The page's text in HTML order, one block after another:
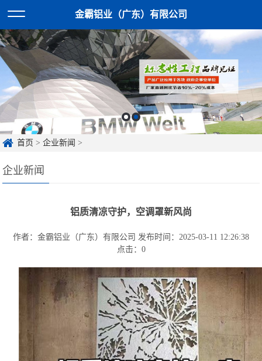
金霸铝业（广东）有限公司
首页 >企业新闻 >
企业新闻
铝质清凉守护，空调罩新风尚
作者：金霸铝业（广东）有限公司 发布时间：2025-03-11 12:26:38
点击： 0